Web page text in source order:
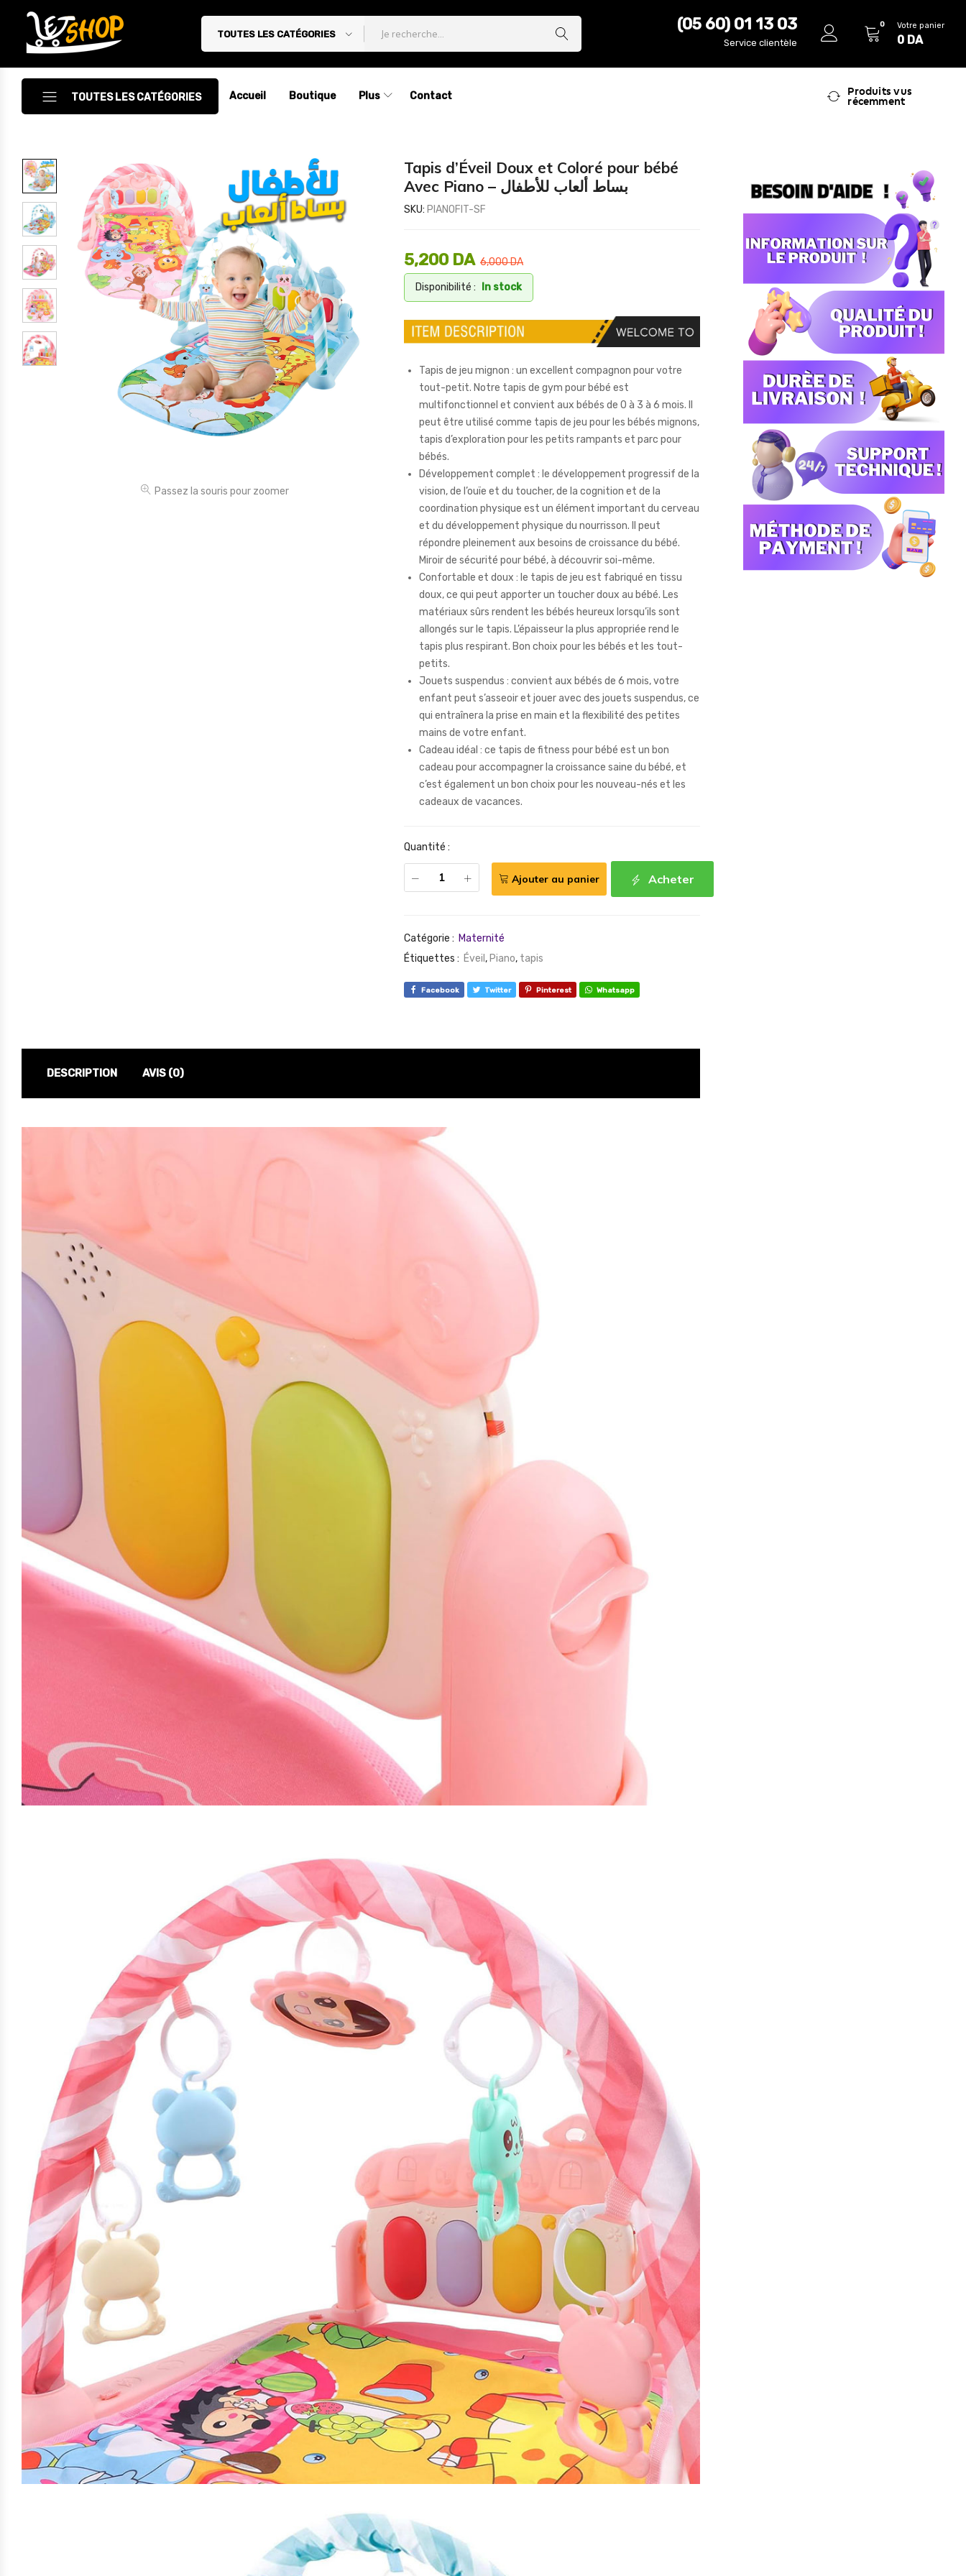
Letshop.dz
TOUTES LES CATÉGORIES
(05 60) 01 13 03
Service clientèle
0 Votre panier
0 DA
TOUTES LES CATÉGORIES
Accessoires
Accessoires Auto/Moto
Accessoires PC
Camping & Randonnée
Cuisine
Décoration
Electroménager
Électronique
Jouets
Accueil Boutique Plus Contact
Produits vus
récemment
Passez la souris pour zoomer
Tapis d’Éveil Doux et Coloré pour bébé
Avec Piano – بساط ألعاب للأطفال
SKU: PIANOFIT-SF
6,000DA
5,200 DA
Disponibilité : In stock
Tapis de jeu mignon : un excellent compagnon pour votre
tout-petit. Notre tapis de gym pour bébé est
multifonctionnel et convient aux bébés de 0 à 3 à 6 mois. Il
peut être utilisé comme tapis de jeu pour les bébés mignons,
tapis d’exploration pour les petits rampants et parc pour
bébés.
Développement complet : le développement progressif de la
vision, de l’ouïe et du toucher, de la cognition et de la
coordination physique est un élément important du cerveau
et du développement physique du nourrisson. Il peut
répondre pleinement aux besoins de croissance du bébé.
Miroir de sécurité pour bébé, à découvrir soi-même.
Confortable et doux : le tapis de jeu est fabriqué en tissu
doux, ce qui peut apporter un toucher doux au bébé. Les
matériaux sûrs rendent les bébés heureux lorsqu’ils sont
allongés sur le tapis. L’épaisseur la plus appropriée rend le
tapis plus respirant. Bon choix pour les bébés et les tout-
petits.
Jouets suspendus : convient aux bébés de 6 mois, votre
enfant peut s’asseoir et jouer avec des jouets suspendus, ce
qui entraînera la prise en main et la flexibilité des petites
mains de votre enfant.
Cadeau idéal : ce tapis de fitness pour bébé est un bon
cadeau pour accompagner la croissance saine du bébé, et
c’est également un bon choix pour les nouveau-nés et les
cadeaux de vacances.
Quantité :
Acheter
Ajouter au panier
Catégorie : Maternité
Étiquettes : Éveil , Piano, tapis
Facebook Twitter Pinterest Whatsapp
DESCRIPTION AVIS (0)